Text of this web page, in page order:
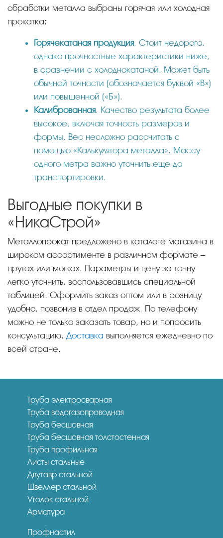
обработки металла выбраны горячая или холодная
прокатка:
Горячекатаная продукция. Стоит недорого,
однако прочностные характеристики ниже,
в сравнении с холоднокатаной. Может быть
обычной точности (обозначается буквой «В»)
или повышенной («Б»).
Калиброванная. Качество результата более
высокое, включая точность размеров и
формы. Вес несложно рассчитать с
помощью «Калькулятора металла». Массу
одного метра важно уточнить еще до
транспортировки.
Выгодные покупки в
«НикаСтрой»
Металлопрокат предложено в каталоге магазина в
широком ассортименте в различном формате –
прутах или мотках. Параметры и цену за тонну
легко уточнить, воспользовавшись специальной
таблицей. Оформить заказ оптом или в розницу
удобно, позвонив в отдел продаж. По телефону
можно не только заказать товар, но и попросить
консультацию. Доставка выполняется ежедневно по
всей стране.
Труба электросварная
Труба водогазопроводная
Труба бесшовная
Труба бесшовная толстостенная
Труба профильная
Листы стальные
Двутавр стальной
Швеллер стальной
Уголок стальной
Арматура
Профнастил